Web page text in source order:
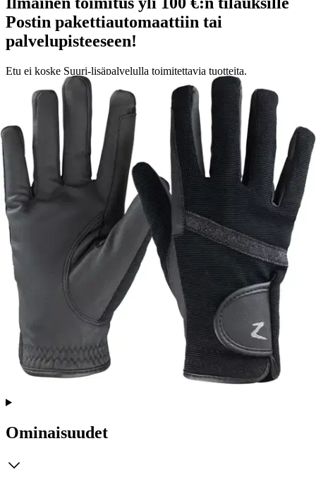
Postin pakettiautomaattiin tai
palvelupisteeseen!
Etu ei koske Suuri‑lisäpalvelulla toimitettavia tuotteita.
Tarkista myymäläsaatavuus
Valitse tuotteen koko
Tuotekuvaus
Tyylikkäissä ja hyvin istuvissa käsineissä on kylminä päivinä
piristäviä kimalteita. Lämmin vuori suojaa käsiäsi kylmältä. Joustava
materiaali mukautuu käsiesi mukaan, ja tekonahka tuo pitoa
ratsastuksen aikana. Tekonahka: 51 % nailonia, 49 % polyuretaania.
Kuoriosa: 98 % nailonia, 2 % elastaania. Vuori: 100 % polyesteriä.
Ominaisuudet